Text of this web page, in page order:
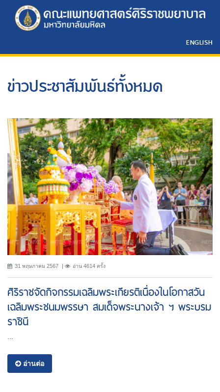
ENGLISH
ข่าวประชาสัมพันธ์ทั้งหมด
31 พฤษภาคม 2567 อ่าน 4614 ครั้ง
ศิริราชจัดกิจกรรมเฉลิมพระเกียรติเนื่องในโอกาสวัน
เฉลิมพระชนมพรรษา สมเด็จพระนางเจ้า ฯ พระบรม
ราชินี
อ่านต่อ